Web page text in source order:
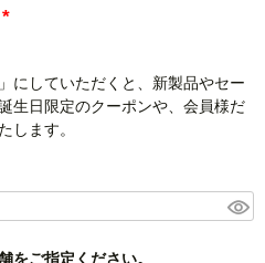
須
)
にしていただくと、新製品やセー
生日限定のクーポンや、会員様だ
します。
をご指定ください。